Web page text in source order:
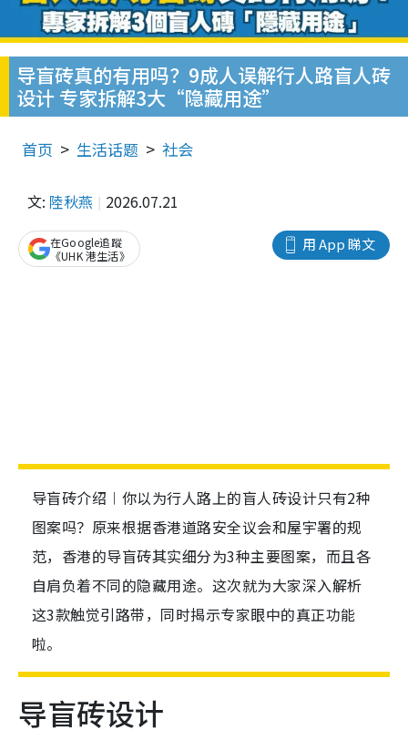
导盲砖真的有用吗？9成人误解行人路盲人砖
设计 专家拆解3大“隐藏用途”
首页 生活话题 社会
文: 陸秋燕 2026.07.21
用 App 睇文
在Google追蹤
《UHK 港生活》
导盲砖介绍︱你以为行人路上的盲人砖设计只有2种
图案吗？原来根据香港道路安全议会和屋宇署的规
范，香港的导盲砖其实细分为3种主要图案，而且各
自肩负着不同的隐藏用途。这次就为大家深入解析
这3款触觉引路带，同时揭示专家眼中的真正功能
啦。
导盲砖设计